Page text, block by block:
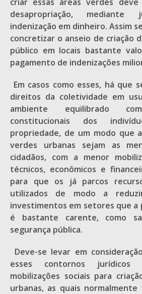
desapropriação,
indenização em dinheiro. Assim
concretizar o anseio de criação
público em locais bastante
pagamento de indenizações
Em casos como esses, há que
direitos da coletividade em
ambiente equilibrado
constitucionais dos
propriedade, de um modo que
verdes urbanas sejam as
cidadãos, com a menor
técnicos, econômicos e
para que os já parcos
utilizados de modo a
investimentos em setores que a
é bastante carente, como
segurança pública.
Deve-se levar em
esses contornos
mobilizações sociais para
urbanas, as quais normalmente